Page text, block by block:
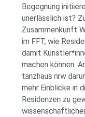
Begegnung
unerlässlich ist?
Zusammenkunft
im FFT, wie
damit
machen können.
tanzhaus nrw
mehr Einblicke in
Residenzen zu